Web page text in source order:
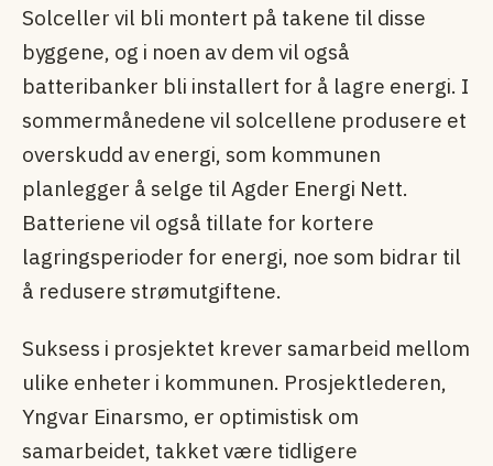
Solceller vil bli montert på takene til disse
byggene, og i noen av dem vil også
batteribanker bli installert for å lagre energi. I
sommermånedene vil solcellene produsere et
overskudd av energi, som kommunen
planlegger å selge til Agder Energi Nett.
Batteriene vil også tillate for kortere
lagringsperioder for energi, noe som bidrar til
å redusere strømutgiftene.
Suksess i prosjektet krever samarbeid mellom
ulike enheter i kommunen. Prosjektlederen,
Yngvar Einarsmo, er optimistisk om
samarbeidet, takket være tidligere